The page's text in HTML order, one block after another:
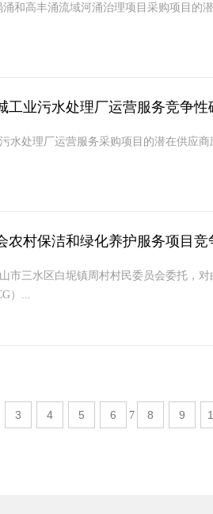
和高丰涌流域河涌治理项目采购项目的
工业污水处理厂运营服务竞争性
水处理厂运营服务采购项目的潜在供应商
农村保洁和绿化养护服务项目竞
市三水区白坭镇周村村民委员会委托，
）...
3 4 5 6 7 8 9